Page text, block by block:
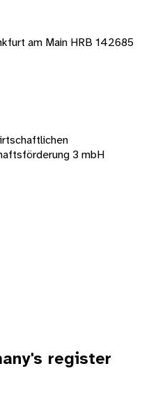
am Main HRB 142685
3 mbH
's register